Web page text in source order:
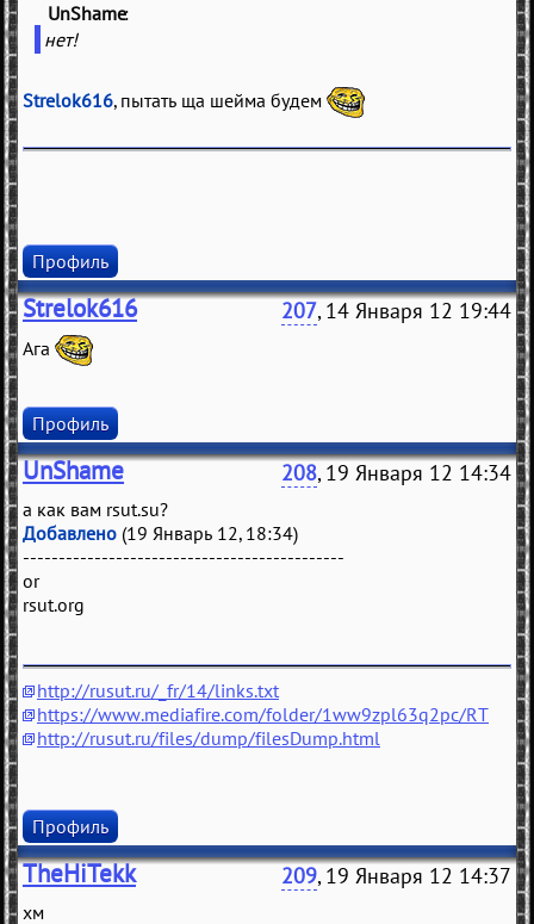
UnShame
нет!
Strelok616, пытать ща шейма будем
Профиль
Strelok616 207, 14 Января 12 19:44
Ага
Профиль
UnShame 208, 19 Января 12 14:34
а как вам rsut.su?
Добавлено (19 Январь 12, 18:34)
---------------------------------------------
or
rsut.org
http://rusut.ru/_fr/14/links.txt
https://www.mediafire.com/folder/1ww9zpl63q2pc/RT
http://rusut.ru/files/dump/filesDump.html
Профиль
TheHiTekk 209, 19 Января 12 14:37
хм